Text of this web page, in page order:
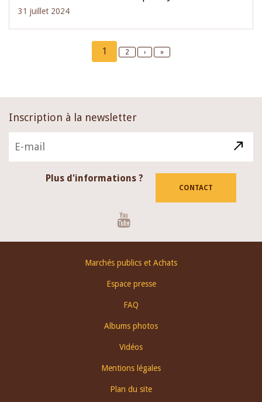
31 juillet 2024
Current
page
1 Page
2
Next
›
Last
»
Inscription à la newsletter
Plus d'informations ?
CONTACT
Marchés publics et Achats
Espace presse
FAQ
Albums photos
Vidéos
Mentions légales
Plan du site